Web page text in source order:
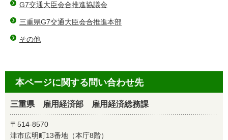
G7交通大臣会合推進協議会
三重県G7交通大臣会合推進本部
その他
本ページに関する問い合わせ先
三重県 雇用経済部 雇用経済総務課
〒514-8570
津市広明町13番地（本庁8階）